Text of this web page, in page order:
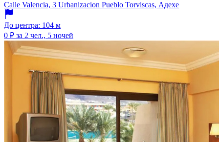
Calle Valencia, 3 Urbanizacion Pueblo Torviscas, Адехе
До центра: 104 м
0 ₽ за 2 чел., 5 ночей